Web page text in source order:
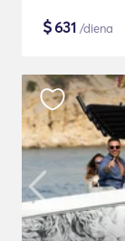
$631 /diena